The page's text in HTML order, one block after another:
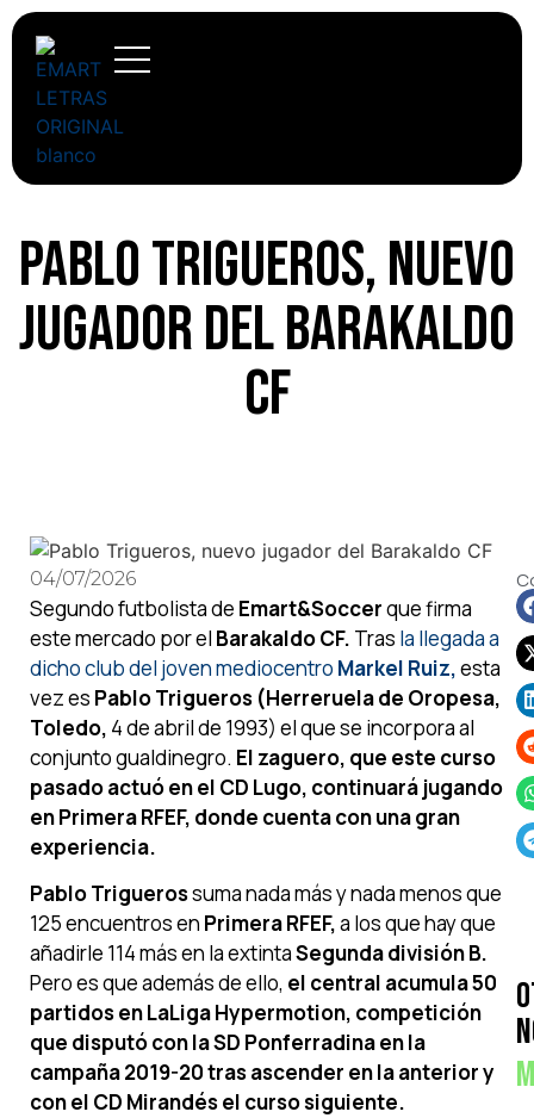
Pablo Trigueros, nuevo
jugador del Barakaldo
CF
04/07/2026
Segundo futbolista de Emart&Soccerque firma
este mercado por el Barakaldo CF. Tras la llegada a
dicho club del joven mediocentro Markel Ruiz,esta
vez es Pablo Trigueros (Herreruela de Oropesa,
Toledo, 4 de abril de 1993) el que se incorpora al
conjunto gualdinegro. El zaguero, que este curso
pasado actuó en el CD Lugo, continuará jugando
en Primera RFEF, donde cuenta con una gran
experiencia.
Pablo Triguerossuma nada más y nada menos que
125 encuentros en Primera RFEF,a los que hay que
añadirle 114 más en la extintaSegunda división B.
Pero es que además de ello, el central acumula 50
partidos en LaLiga Hypermotion, competición
que disputó con la SD Ponferradina en la
campaña 2019-20 tras ascender en la anterior y
con el CD Mirandés el curso siguiente.